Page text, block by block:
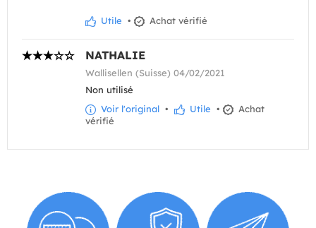
Utile • Achat vérifié
NATHALIE
Wallisellen (Suisse) 04/02/2021
Non utilisé
Voir l'original • Utile •
Achat
vérifié